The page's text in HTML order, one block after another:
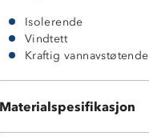
Isolerende
Vindtett
Kraftig vannavstøtende
Materialspesifikasjon
100 % polyester